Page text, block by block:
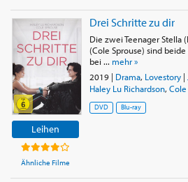
Leihen
Ähnliche Filme
Drei Schritte zu dir
Die zwei Teenager Stella
(Cole Sprouse) sind
bei ... mehr »
2019| Drama, Lovestory|
Haley Lu Richardson, Cole
DVD Blu-ray